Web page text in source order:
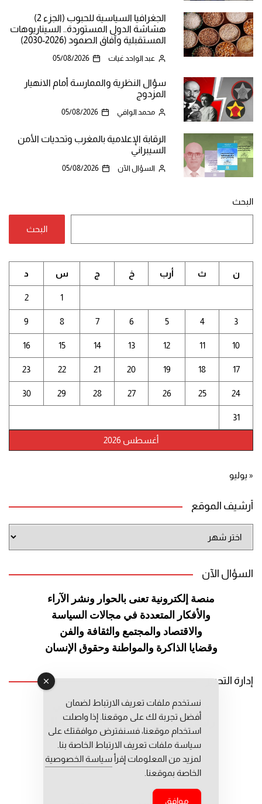
الجغرافيا السياسية للحبوب (الجزء 2)
هشاشة الدول المستوردة.. السيناريوهات
المستقبلية وآفاق الصمود (2026-2030)
عبد الواحد غيات 05/08/2026
سؤال النظرية والممارسة أمام الانهيار
المزدوج
محمد الوافي 05/08/2026
الرقابة الإعلامية بالمغرب وتحديات الأمن
السيبراني
السؤال الآن 05/08/2026
البحث
البحث
أغسطس 2026
ن ث أرب خ ج س د
1
2
3
4
5
6
7
8
9
10
11
12
13
14
15
16
17
18
19
20
21
22
23
24
25
26
27
28
29
30
31
« يوليو
أرشيف الموقع
الموقع
السؤال الآن
منصة إلكترونية تعنى بالحوار ونشر الآراء
والأفكار المتعددة في مجالات السياسة
والاقتصاد والمجتمع والثقافة والفن
وقضايا الذاكرة والمواطنة وحقوق الإنسان
إدارة التحرير
رئيس التحرير: عبد الرحيم التوراني
رئيس التحرير المساعد: المعطي قبال
مديرة التحرير: فاطمة حوحو
نستخدم ملفات تعريف الارتباط لضمان
أفضل تجربة لك على موقعنا. إذا واصلت
استخدام موقعنا، فسنفترض موافقتك على
سياسة ملفات تعريف الارتباط الخاصة بنا.
لمزيد من المعلومات إقرأ سياسة الخصوصية
الخاصة بموقعنا.
موافق